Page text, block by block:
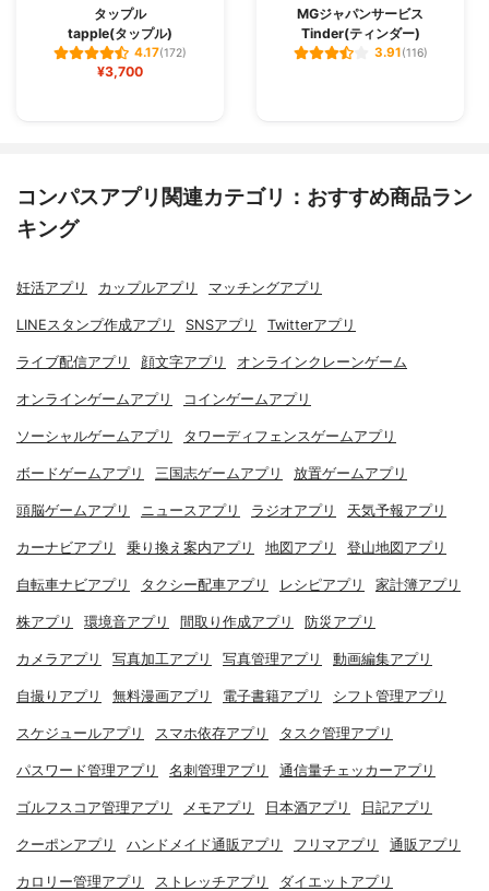
タップル
tapple(タップル)
4.17(172)
¥3,700
MGジャパンサービス
Tinder(ティンダー)
3.91(116)
コンパスアプリ関連カテゴリ：おすすめ商品ラン
キング
妊活アプリ カップルアプリ マッチングアプリ
LINEスタンプ作成アプリ SNSアプリ Twitterアプリ
ライブ配信アプリ 顔文字アプリ オンラインクレーンゲーム
オンラインゲームアプリ コインゲームアプリ
ソーシャルゲームアプリ タワーディフェンスゲームアプリ
ボードゲームアプリ 三国志ゲームアプリ 放置ゲームアプリ
頭脳ゲームアプリ ニュースアプリ ラジオアプリ 天気予報アプリ
カーナビアプリ 乗り換え案内アプリ 地図アプリ 登山地図アプリ
自転車ナビアプリ タクシー配車アプリ レシピアプリ 家計簿アプリ
株アプリ 環境音アプリ 間取り作成アプリ 防災アプリ
カメラアプリ 写真加工アプリ 写真管理アプリ 動画編集アプリ
自撮りアプリ 無料漫画アプリ 電子書籍アプリ シフト管理アプリ
スケジュールアプリ スマホ依存アプリ タスク管理アプリ
パスワード管理アプリ 名刺管理アプリ 通信量チェッカーアプリ
ゴルフスコア管理アプリ メモアプリ 日本酒アプリ 日記アプリ
クーポンアプリ ハンドメイド通販アプリ フリマアプリ 通販アプリ
カロリー管理アプリ ストレッチアプリ ダイエットアプリ